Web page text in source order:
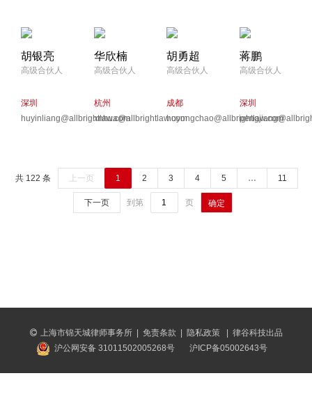
胡银亮
高级合伙人
深圳
huyinliang@allbrightlaw.com
华欣楠
高级合伙人
杭州
xnhua@allbrightlaw.com
胡勇超
高级合伙人
成都
huyongchao@allbrightlaw.com
蒋鹏
高级合伙人
深圳
共 122 条 上一页 1 2 3 4 5 … 11
下一页 到第 页 确定
上海市锦天城律师事务所 | 免责条款 | 隐私政策 | 律谷科技出品
沪公网安备 31011502005268号
沪ICP备05002643号